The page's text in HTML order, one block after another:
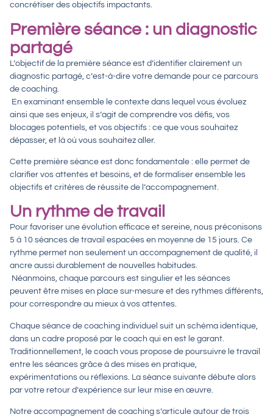
concrétiser des objectifs impactants.
Première séance : un diagnostic
partagé
L’objectif de la première séance est d’identifier clairement un
diagnostic partagé, c’est-à-dire votre demande pour ce parcours
de coaching.
En examinant ensemble le contexte dans lequel vous évoluez
ainsi que ses enjeux, il s’agit de comprendre vos défis, vos
blocages potentiels, et vos objectifs : ce que vous souhaitez
dépasser, et là où vous souhaitez aller.
Cette première séance est donc fondamentale : elle permet de
clarifier vos attentes et besoins, et de formaliser ensemble les
objectifs et critères de réussite de l’accompagnement.
Un rythme de travail
Pour favoriser une évolution efficace et sereine, nous préconisons
5 à 10 séances de travail espacées en moyenne de 15 jours. Ce
rythme permet non seulement un accompagnement de qualité, il
ancre aussi durablement de nouvelles habitudes.
Néanmoins, chaque parcours est singulier et les séances
peuvent être mises en place sur-mesure et des rythmes différents,
pour correspondre au mieux à vos attentes.
Chaque séance de coaching individuel suit un schéma identique,
dans un cadre proposé par le coach qui en est le garant.
Traditionnellement, le coach vous propose de poursuivre le travail
entre les séances grâce à des mises en pratique,
expérimentations ou réflexions. La séance suivante débute alors
par votre retour d’expérience sur leur mise en œuvre.
Notre accompagnement de coaching s’articule autour de trois